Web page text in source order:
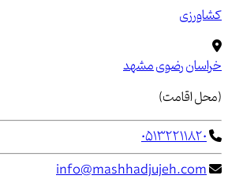
کشاورزی
خراسان رضویمشهد
(محل اقامت)
05132211820
info@mashhadjujeh.com